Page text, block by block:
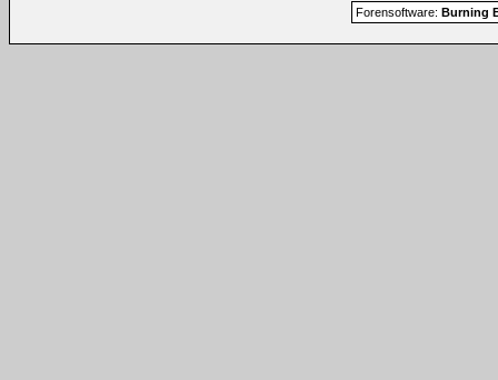
Forensoftware: Burning